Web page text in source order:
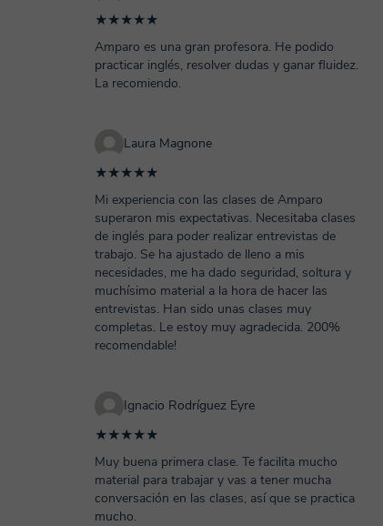
★★★★★
Amparo es una gran profesora. He podido
practicar inglés, resolver dudas y ganar fluidez.
La recomiendo.
Laura Magnone
★★★★★
Mi experiencia con las clases de Amparo
superaron mis expectativas. Necesitaba clases
de inglés para poder realizar entrevistas de
trabajo. Se ha ajustado de lleno a mis
necesidades, me ha dado seguridad, soltura y
muchísimo material a la hora de hacer las
entrevistas. Han sido unas clases muy
completas. Le estoy muy agradecida. 200%
recomendable!
Ignacio Rodríguez Eyre
★★★★★
Muy buena primera clase. Te facilita mucho
material para trabajar y vas a tener mucha
conversación en las clases, así que se practica
mucho.